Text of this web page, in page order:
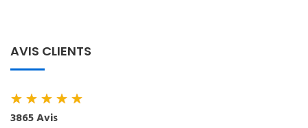
AVIS CLIENTS
★★★★★
3865 Avis